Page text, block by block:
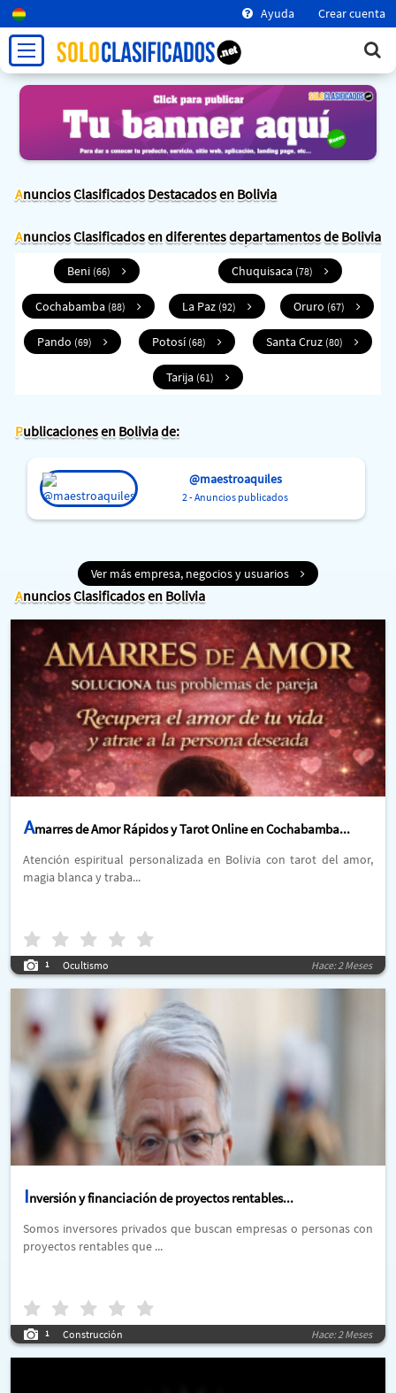
Ayuda Crear cuenta
Anuncios Clasificados Destacados en Bolivia
Anuncios Clasificados en diferentes departamentos de Bolivia
Beni (66) Chuquisaca (78)
Cochabamba (88) La Paz (92) Oruro (67)
Pando (69) Potosí (68) Santa Cruz (80)
Tarija (61)
Publicaciones en Bolivia de:
@maestroaquiles
2 - Anuncios publicados
Ver más empresa, negocios y usuarios
Anuncios Clasificados en Bolivia
Amarres de Amor Rápidos y Tarot Online en Cochabamba...
Atención espiritual personalizada en Bolivia con tarot del amor,
magia blanca y traba...
1 Ocultismo Hace: 2 Meses
Inversión y financiación de proyectos rentables...
Somos inversores privados que buscan empresas o personas con
proyectos rentables que ...
1 Construcción Hace: 2 Meses